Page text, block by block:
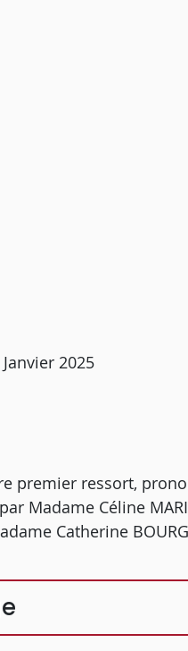
2025
premier ressort,
Madame Céline
Catherine